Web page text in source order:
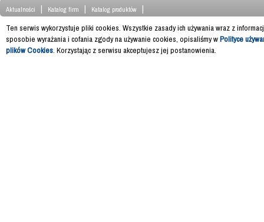
Aktualności | Katalog firm | Katalog produktów
|
Ten serwis wykorzystuje pliki cookies. Wszystkie zasady ich używania wraz z
sposobie wyrażania i cofania zgody na używanie cookies, opisaliśmy wPolityce
plików Cookies. Korzystając z serwisu akceptujesz jej postanowienia.